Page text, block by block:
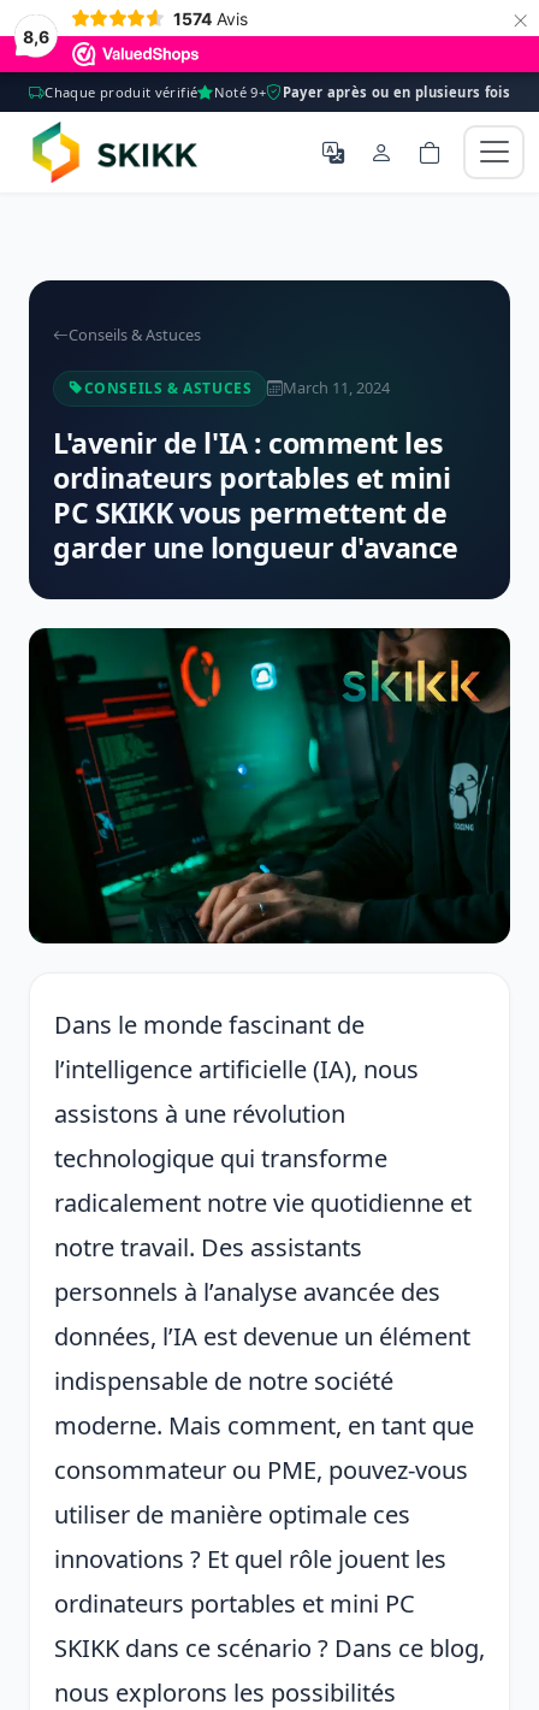
8,6
1574 Avis ×
Chaque produit vérifié Noté 9+ Payer après ou en plusieurs fois
Conseils & Astuces
CONSEILS & ASTUCES March 11, 2024
L'avenir de l'IA : comment les
ordinateurs portables et mini
PC SKIKK vous permettent de
garder une longueur d'avance
Dans le monde fascinant de
l’intelligence artificielle (IA), nous
assistons à une révolution
technologique qui transforme
radicalement notre vie quotidienne et
notre travail. Des assistants
personnels à l’analyse avancée des
données, l’IA est devenue un élément
indispensable de notre société
moderne. Mais comment, en tant que
consommateur ou PME, pouvez-vous
utiliser de manière optimale ces
innovations ? Et quel rôle jouent les
ordinateurs portables et mini PC
SKIKK dans ce scénario ? Dans ce blog,
nous explorons les possibilités